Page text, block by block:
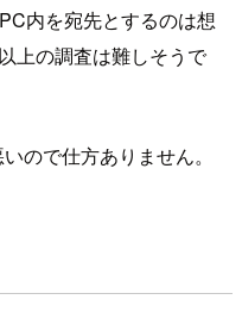
内を宛先とするのは想
上の調査は難しそうで
ので仕方ありません。